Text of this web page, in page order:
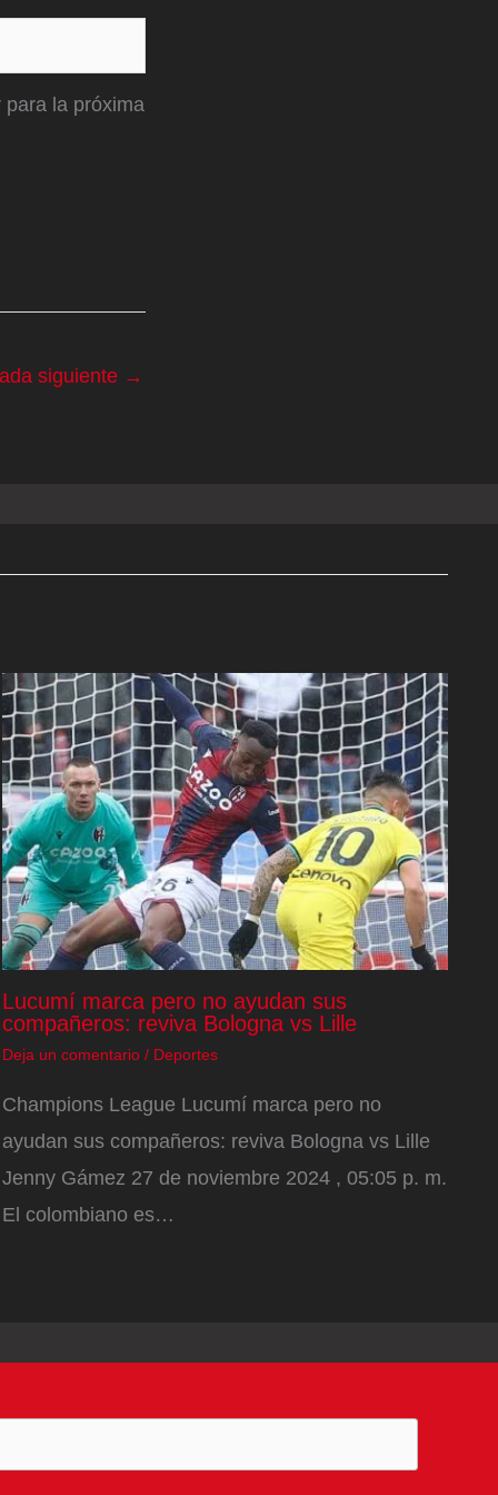
para la próxima
siguiente →
Lucumí marca pero no ayudan sus
compañeros: reviva Bologna vs Lille
Deja un comentario / Deportes
Champions League Lucumí marca pero no
ayudan sus compañeros: reviva Bologna vs Lille
Jenny Gámez 27 de noviembre 2024 , 05:05 p. m.
El colombiano es…